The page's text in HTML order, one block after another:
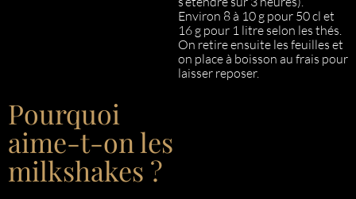
Environ 8 à 10 g pour 50 cl et
16 g pour 1 litre selon les thés.
On retire ensuite les feuilles et
on place à boisson au frais pour
laisser reposer.
Pourquoi
aime-t-on les
milkshakes ?